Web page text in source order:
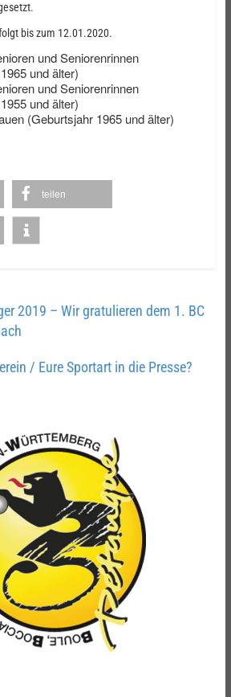
bis zum 12.01.2020.
und Seniorenrinnen
und älter)
und Seniorenrinnen
und älter)
(Geburtsjahr 1965 und älter)
teilen
2019 – Wir gratulieren dem 1. BC
/ Eure Sportart in die Presse?